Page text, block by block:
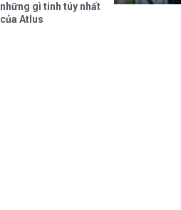
những gì tinh túy nhất
của Atlus